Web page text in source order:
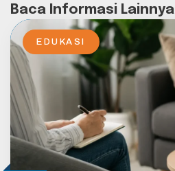
Baca Informasi Lainnya
EDUKASI